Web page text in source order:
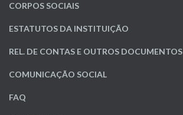
CORPOS SOCIAIS
ESTATUTOS DA INSTITUIÇÃO
REL. DE CONTAS E OUTROS DOCUMENTOS
COMUNICAÇÃO SOCIAL
FAQ